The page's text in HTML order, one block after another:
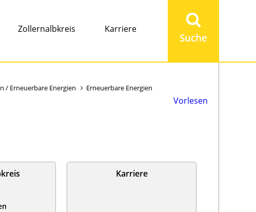
Zollernalbkreis Karriere
eingeben
/ Erneuerbare Energien Erneuerbare Energien
Vorlesen
Karriere